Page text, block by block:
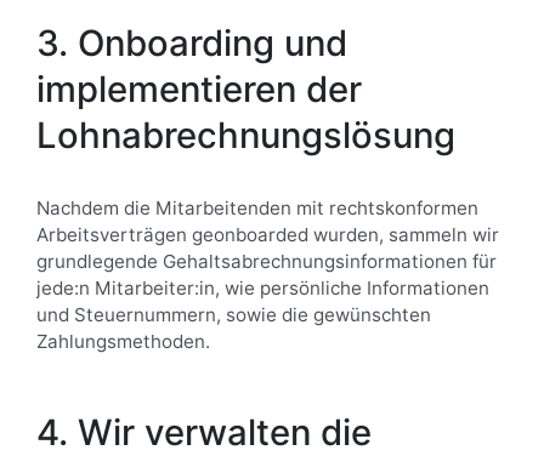
3. Onboarding und
implementieren der
Lohnabrechnungslösung
Nachdem die Mitarbeitenden mit rechtskonformen
Arbeitsverträgen geonboarded wurden, sammeln wir
grundlegende Gehaltsabrechnungsinformationen für
jede:n Mitarbeiter:in, wie persönliche Informationen
und Steuernummern, sowie die gewünschten
Zahlungsmethoden.
4. Wir verwalten die